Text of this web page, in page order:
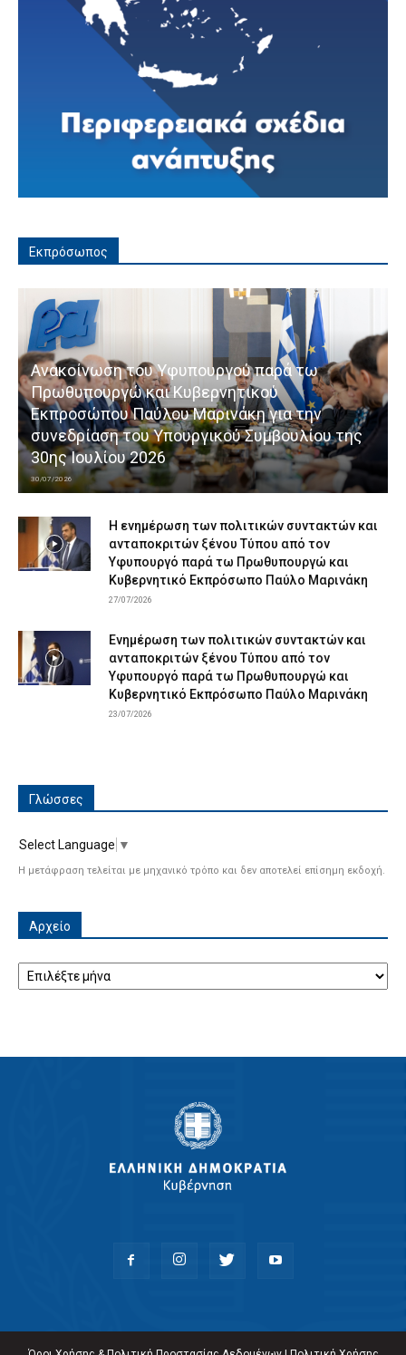
Εκπρόσωπος
Ανακοίνωση του Υφυπουργού παρά τω
Πρωθυπουργώ και Κυβερνητικού
Εκπροσώπου Παύλου Μαρινάκη για την
συνεδρίαση του Υπουργικού Συμβουλίου της
30ης Ιουλίου 2026
30/07/2026
Η ενημέρωση των πολιτικών συντακτών και
ανταποκριτών ξένου Τύπου από τον
Υφυπουργό παρά τω Πρωθυπουργώ και
Κυβερνητικό Εκπρόσωπο Παύλο Μαρινάκη
27/07/2026
Ενημέρωση των πολιτικών συντακτών και
ανταποκριτών ξένου Τύπου από τον
Υφυπουργό παρά τω Πρωθυπουργώ και
Κυβερνητικό Εκπρόσωπο Παύλο Μαρινάκη
23/07/2026
Γλώσσες
Select Language ▼
Η μετάφραση τελείται με μηχανικό τρόπο και δεν αποτελεί επίσημη εκδοχή.
Αρχείο
Αρχείο